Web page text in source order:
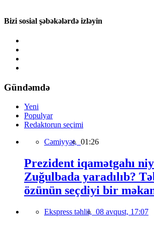
Bizi sosial şəbəkələrdə izləyin
Gündəmdə
Yeni
Populyar
Redaktorun seçimi
Cəmiyyət, 01:26
Prezident iqamətgahı
Zuğulbada yaradılıb?
özünün seçdiyi bir
Ekspress təhlil, 08 avqust, 17:07